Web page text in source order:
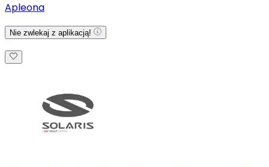
Apleona
Nie zwlekaj z aplikacją!